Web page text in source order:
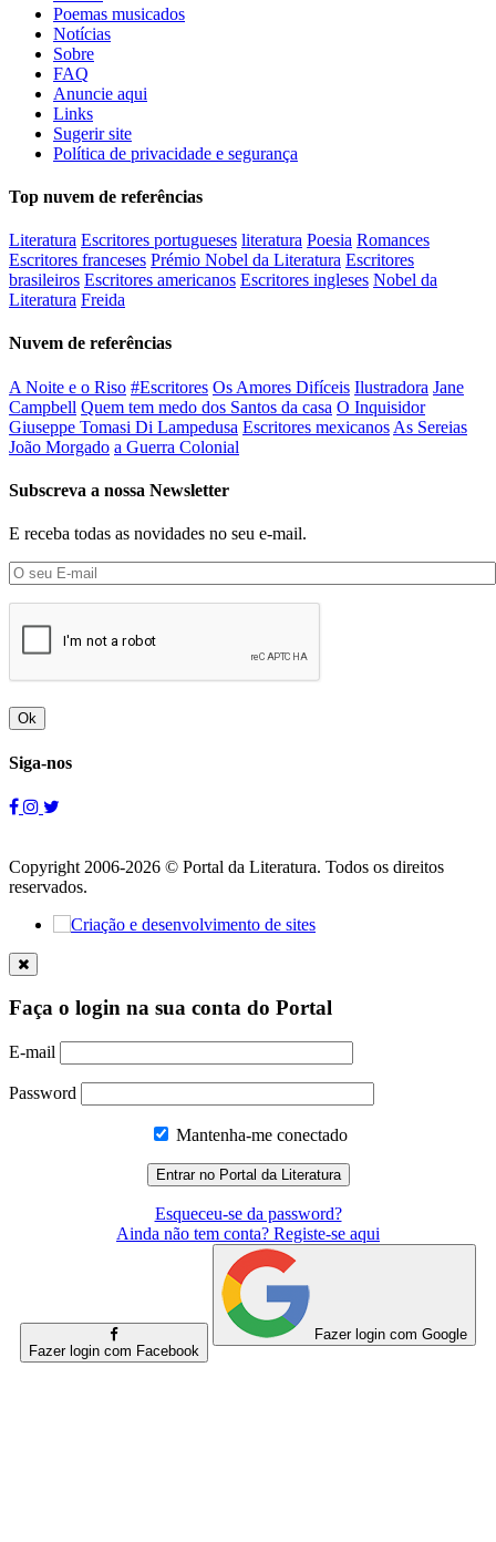
Poemas musicados
Notícias
Sobre
FAQ
Anuncie aqui
Links
Sugerir site
Política de privacidade e segurança
Top nuvem de referências
Literatura Escritores portugueses literatura Poesia Romances
Escritores franceses Prémio Nobel da Literatura Escritores
brasileiros Escritores americanos Escritores ingleses Nobel da
Literatura Freida
Nuvem de referências
A Noite e o Riso #Escritores Os Amores Difíceis Ilustradora Jane
Campbell Quem tem medo dos Santos da casa O Inquisidor
Giuseppe Tomasi Di Lampedusa Escritores mexicanos As Sereias
João Morgado a Guerra Colonial
Subscreva a nossa Newsletter
E receba todas as novidades no seu e-mail.
Ok
Siga-nos
Copyright 2006-2026 © Portal da Literatura. Todos os direitos
reservados.
Faça o login na sua conta do Portal
E-mail
Password
Mantenha-me conectado
Esqueceu-se da password?
Ainda não tem conta? Registe-se aqui
Fazer login com Facebook
Fazer login com Google